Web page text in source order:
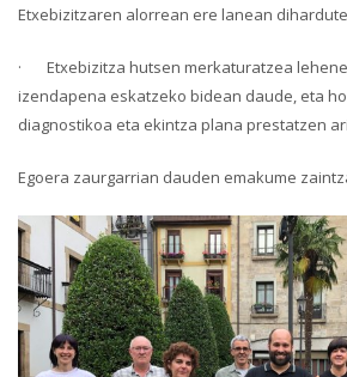
Etxebizitzaren alorrean ere lanean
· Etxebizitza hutsen merkaturatzea
izendapena eskatzeko bidean daude, eta
diagnostikoa eta ekintza plana prestatzen
Egoera zaurgarrian dauden emakume